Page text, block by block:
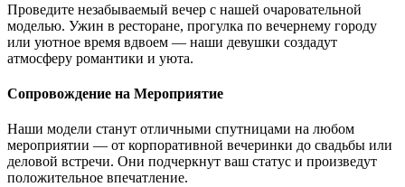
Проведите незабываемый вечер с нашей очаровательной
моделью. Ужин в ресторане, прогулка по вечернему городу
или уютное время вдвоем — наши девушки создадут
атмосферу романтики и уюта.
Сопровождение на Мероприятие
Наши модели станут отличными спутницами на любом
мероприятии — от корпоративной вечеринки до свадьбы или
деловой встречи. Они подчеркнут ваш статус и произведут
положительное впечатление.